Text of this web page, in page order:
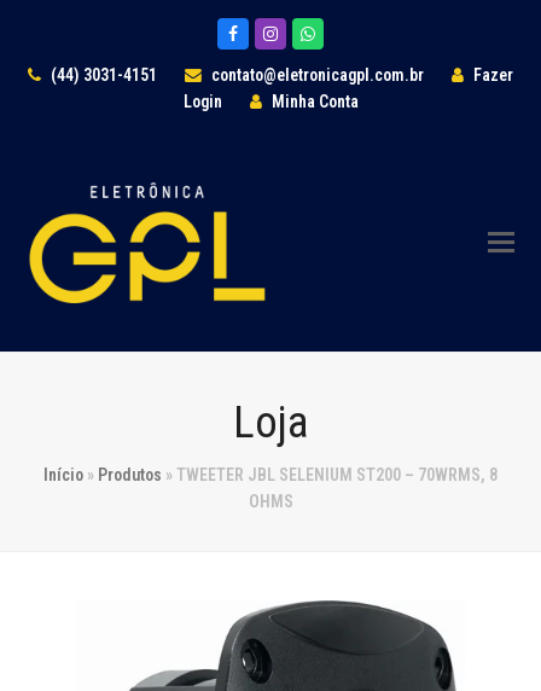
FacebookInstagramWhatsapp
(44) 3031-4151 contato@eletronicagpl.com.br
Fazer
Login
Minha Conta
Loja
Início » Produtos »TWEETER JBL SELENIUM ST200 – 70WRMS, 8
OHMS